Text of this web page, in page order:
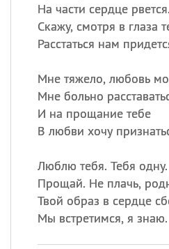
На части сердце рвется.
Скажу, смотря в глаза
Расстаться нам
Мне тяжело, любовь
Мне больно
И на прощание тебе
В любви хочу
Люблю тебя. Тебя одну.
Прощай. Не плачь,
Твой образ в сердце
Мы встретимся, я знаю.
07.08
,